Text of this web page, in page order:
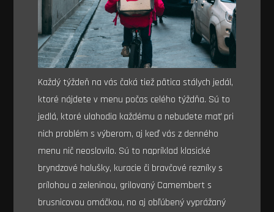
Každý týždeň na vás čaká tiež pätica stálych jedál,
ktoré nájdete v menu počas celého týždňa. Sú to
jedlá, ktoré ulahodia každému a nebudete mať pri
nich problém s výberom, aj keď vás z denného
menu nič neoslovilo. Sú to napríklad klasické
bryndzové halušky, kuracie či bravčové rezníky s
prílohou a zeleninou, grilovaný Camembert s
brusnicovou omáčkou, no aj obľúbený vyprážaný